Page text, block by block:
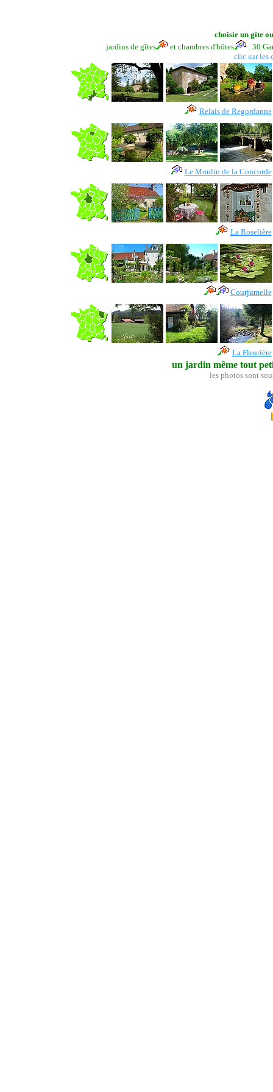
choisir un gîte
jardins de gîtes
et chambres d'hôtes
: 30
clic sur les
Relais de Regordanne
Le Moulin de la Concorde
La Roselière
Courjumelle
La Fleurière
un jardin même tout
les photos sont